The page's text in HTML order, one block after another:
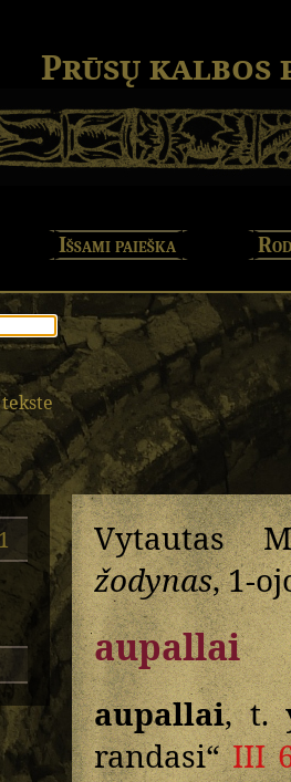
Prūsų kalbos
Išsami paieška
Vytautas
žodynas, 1-
aupallai
aupallai, t.
randasi“III